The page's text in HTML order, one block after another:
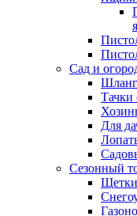
Сад и
Тачки
Для
Сезонный
Щетки